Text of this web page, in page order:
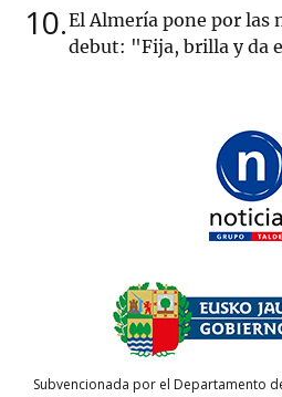
10 El Almería pone por las
debut: "Fija, brilla y da
Subvencionada por el Departamento